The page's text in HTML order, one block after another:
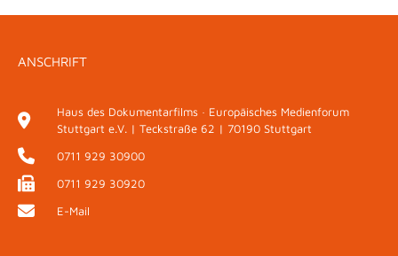
ANSCHRIFT
Haus des Dokumentarfilms · Europäisches Medienforum
Stuttgart e.V. | Teckstraße 62 | 70190 Stuttgart
0711 929 30900
0711 929 30920
E-Mail